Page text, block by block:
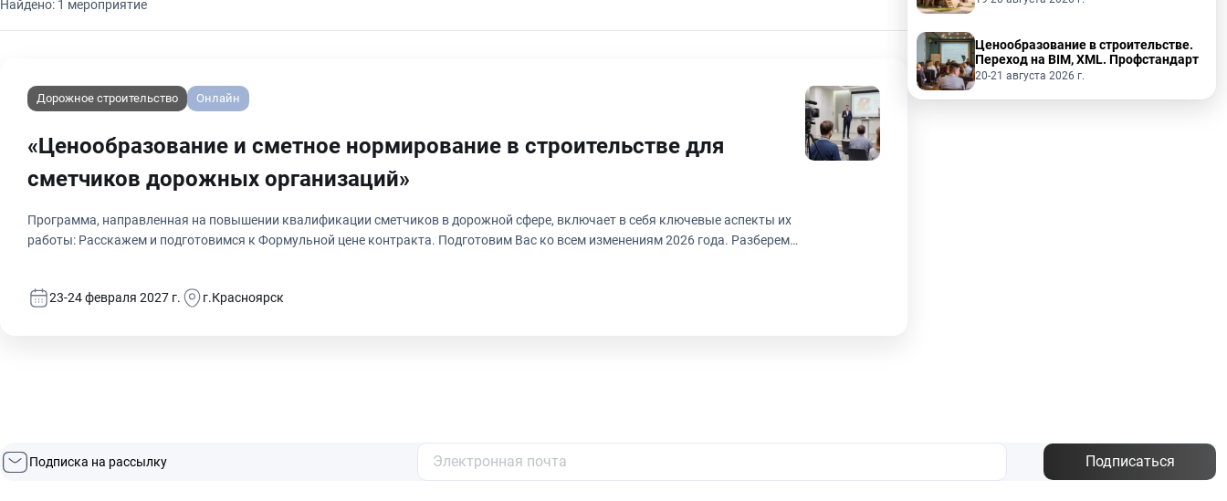
Найдено: 1 мероприятие
«Ценообразование и сметное нормирование в строительстве для
сметчиков дорожных организаций»
Дорожное строительство Онлайн
Программа, направленная на повышении квалификации сметчиков в дорожной сфере, включает в себя ключевые аспекты их
работы: Расскажем и подготовимся к Формульной цене контракта. Подготовим Вас ко всем изменениям 2026 года. Разберем
финансовую составляющую проекта. Оптимизация ресурсов: рассмотрим, как оптимизировать рабочие процессы, что
23-24 февраля 2027 г. г.Красноярск
Ценообразование в строительстве.
Переход на BIM, XML. Профстандарт
20-21 августа 2026 г.
Подписка на рассылку Подписаться